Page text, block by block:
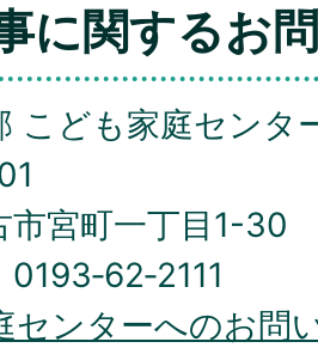
に関するお
こども家庭センタ
市宮町一丁目1-30
センターへのお問